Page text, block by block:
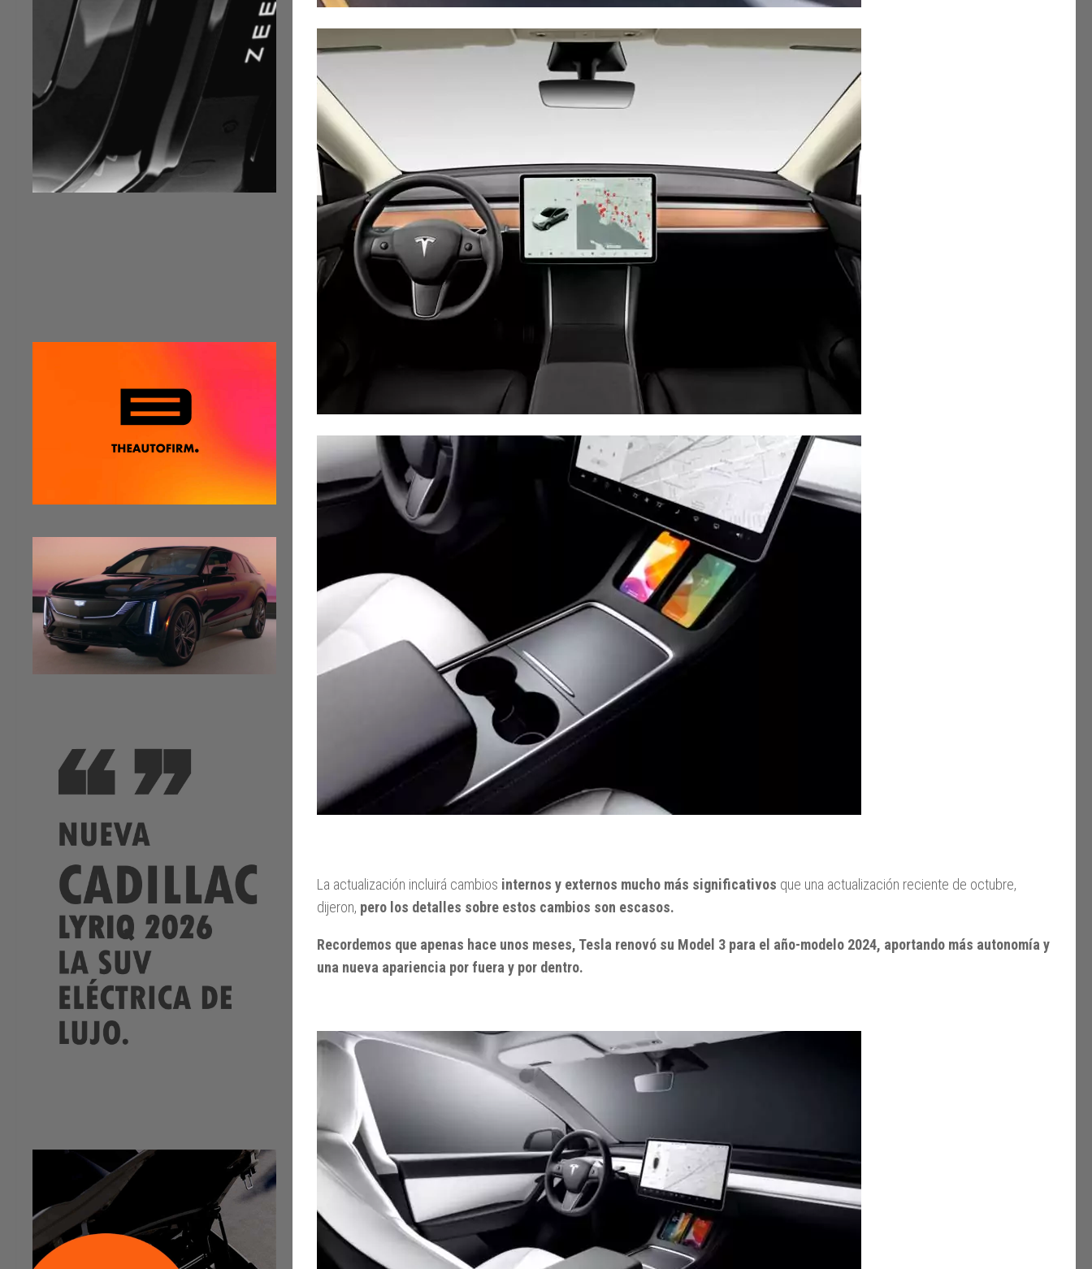
La actualización incluirá cambios internos y externos mucho más significativos que una actualización reciente de octubre,
dijeron, pero los detalles sobre estos cambios son escasos.
Recordemos que apenas hace unos meses, Tesla renovó su Model 3 para el año-modelo 2024, aportando más autonomía y
una nueva apariencia por fuera y por dentro.